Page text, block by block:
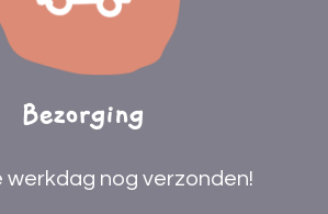
Bezorging
werkdag nog verzonden!